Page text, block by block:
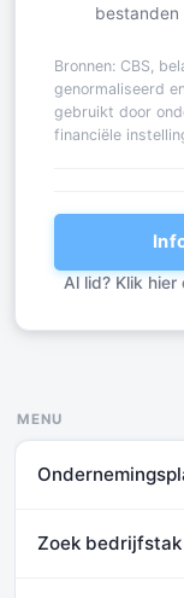
bestanden
Bronnen: CBS,
genormaliseerd
gebruikt door
financiële
Al lid? Klik
MENU
Zoek